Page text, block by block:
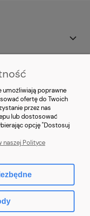
umożliwiają poprawne
ofertę do Twoich
przez nas
lub dostosować
opcję "Dostosuj
naszej Polityce